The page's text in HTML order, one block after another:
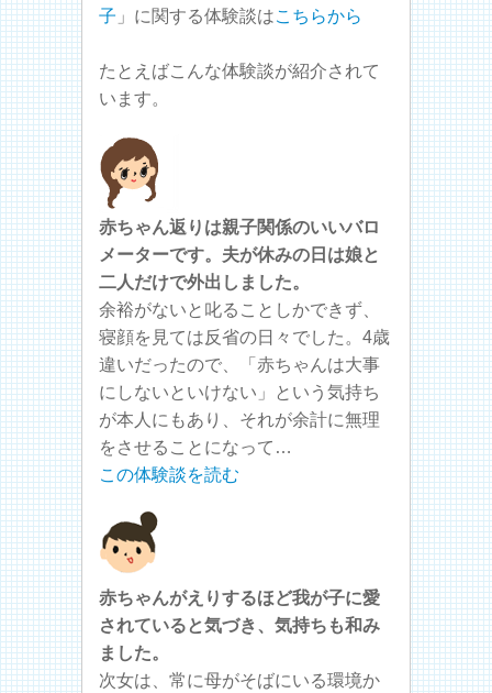
子 」に関する体験談はこちらから
たとえばこんな体験談が紹介されて
います。
赤ちゃん返りは親子関係のいいバロ
メーターです。夫が休みの日は娘と
二人だけで外出しました。
余裕がないと叱ることしかできず、
寝顔を見ては反省の日々でした。4歳
違いだったので、「赤ちゃんは大事
にしないといけない」という気持ち
が本人にもあり、それが余計に無理
をさせることになって…
この体験談を読む
赤ちゃんがえりするほど我が子に愛
されていると気づき、気持ちも和み
ました。
次女は、常に母がそばにいる環境か